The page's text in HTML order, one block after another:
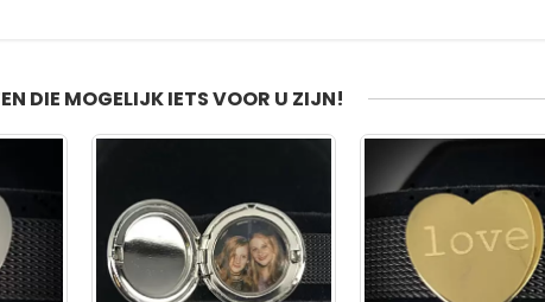
DIE MOGELIJK IETS VOOR U ZIJN!